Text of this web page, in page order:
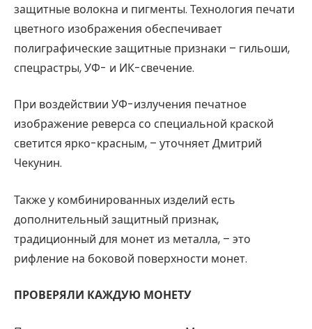
защитные волокна и пигменты. Технология печати
цветного изображения обеспечивает
полиграфические защитные признаки – гильоши,
спецрастры, УФ- и ИК-свечение.
При воздействии УФ-излучения печатное
изображение реверса со специальной краской
светится ярко-красным, – уточняет Дмитрий
Чекунин.
Также у комбинированных изделий есть
дополнительный защитный признак,
традиционный для монет из металла, – это
рифление на боковой поверхности монет.
ПРОВЕРЯЛИ КАЖДУЮ МОНЕТУ